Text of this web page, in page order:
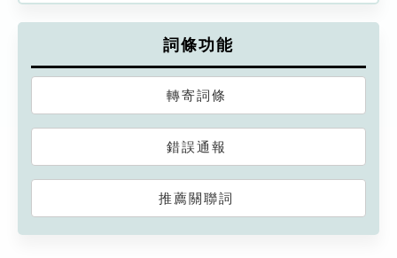
詞條功能
轉寄詞條
錯誤通報
推薦關聯詞